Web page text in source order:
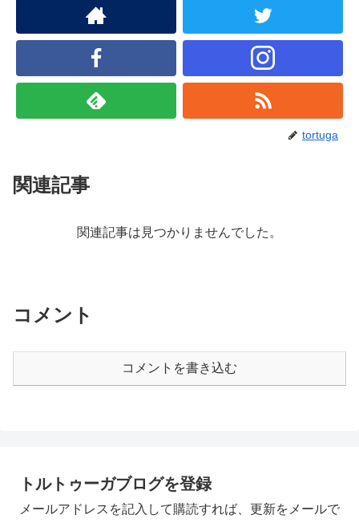
tortuga
関連記事
関連記事は見つかりませんでした。
コメント
コメントを書き込む
トルトゥーガブログを登録
メールアドレスを記入して購読すれば、更新をメールで